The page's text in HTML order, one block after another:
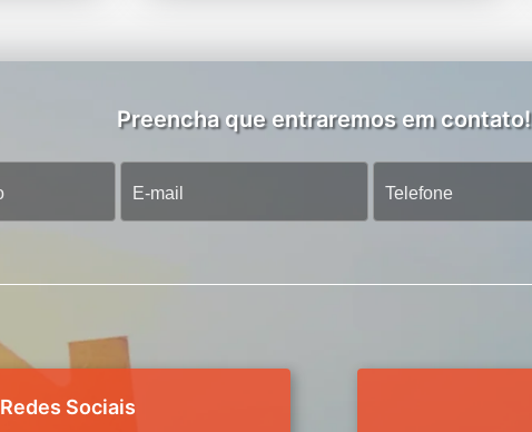
Preencha que entraremos em contato!
Redes Sociais